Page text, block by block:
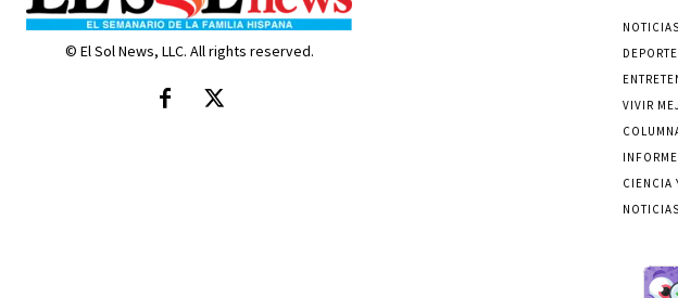
© El Sol News, LLC. All rights reserved.
NOTICIAS
VIVIR
CIENCIA